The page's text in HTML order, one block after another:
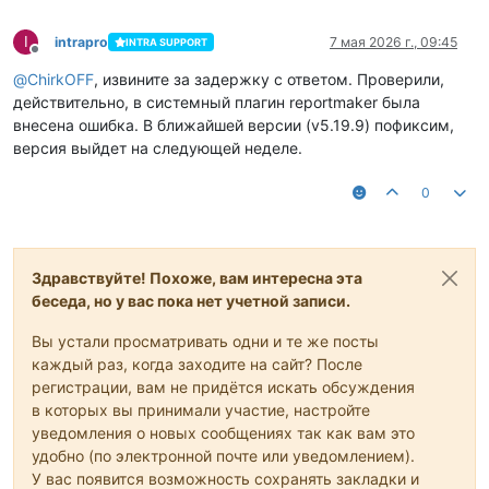
I
Не в сети
intrapro INTRA SUPPORT 7 мая 2026 г., 09:45
@ChirkOFF, извините за задержку с ответом. Проверили,
действительно, в системный плагин reportmaker была
внесена ошибка. В ближайшей версии (v5.19.9) пофиксим,
версия выйдет на следующей неделе.
0
Здравствуйте! Похоже, вам интересна эта
беседа, но у вас пока нет учетной записи.
Вы устали просматривать одни и те же посты
каждый раз, когда заходите на сайт? После
регистрации, вам не придётся искать обсуждения
в которых вы принимали участие, настройте
уведомления о новых сообщениях так как вам это
удобно (по электронной почте или уведомлением).
У вас появится возможность сохранять закладки и